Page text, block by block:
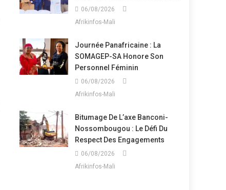
06/08/2026
Afrikinfos-Mali
Journée Panafricaine : La
SOMAGEP-SA Honore Son
Personnel Féminin
06/08/2026
Afrikinfos-Mali
Bitumage De L’axe Banconi-
Nossombougou : Le Défi Du
Respect Des Engagements
06/08/2026
Afrikinfos-Mali